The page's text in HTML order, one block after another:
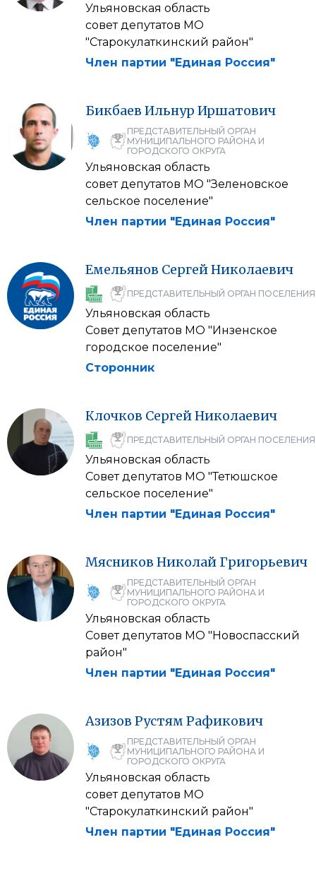
Ульяновская область
совет депутатов МО
"Старокулаткинский район"
Член партии "Единая Россия"
Бикбаев Ильнур Иршатович
ПРЕДСТАВИТЕЛЬНЫЙ ОРГАН
МУНИЦИПАЛЬНОГО РАЙОНА И
ГОРОДСКОГО ОКРУГА
Ульяновская область
совет депутатов МО "Зеленовское
сельское поселение"
Член партии "Единая Россия"
Емельянов СергейНиколаевич
ПРЕДСТАВИТЕЛЬНЫЙ ОРГАН ПОСЕЛЕНИЯ
Ульяновская область
Совет депутатов МО "Инзенское
городское поселение"
Сторонник
Клочков СергейНиколаевич
ПРЕДСТАВИТЕЛЬНЫЙ ОРГАН ПОСЕЛЕНИЯ
Ульяновская область
Совет депутатов МО "Тетюшское
сельское поселение"
Член партии "Единая Россия"
Мясников Николай Григорьевич
ПРЕДСТАВИТЕЛЬНЫЙ ОРГАН
МУНИЦИПАЛЬНОГО РАЙОНА И
ГОРОДСКОГО ОКРУГА
Ульяновская область
Совет депутатов МО "Новоспасский
район"
Член партии "Единая Россия"
Азизов Рустям Рафикович
ПРЕДСТАВИТЕЛЬНЫЙ ОРГАН
МУНИЦИПАЛЬНОГО РАЙОНА И
ГОРОДСКОГО ОКРУГА
Ульяновская область
совет депутатов МО
"Старокулаткинский район"
Член партии "Единая Россия"